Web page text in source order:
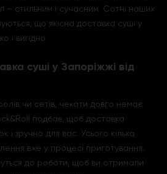
– стильним і сучасним. Сотні наших
що якісна доставка суші у
і вигідно.
суші у Запоріжжі від
чи сетів, чекати довго немає
подбав, щоб доставка
і зручно для вас. Усього кілька
вже у процесі приготування.
до роботи, щоб ви отримали